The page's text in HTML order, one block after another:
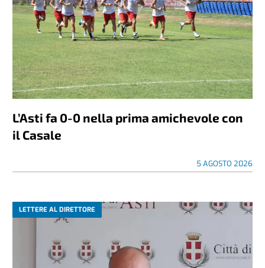
L’Asti fa 0-0 nella prima amichevole con
il Casale
5 AGOSTO 2026
LETTERE AL DIRETTORE